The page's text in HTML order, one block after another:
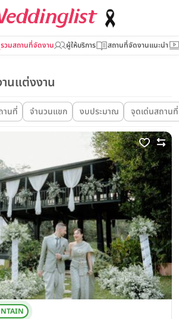
รวมสถานที่จัดงาน ผู้ให้บริการ สถานที่จัดงานแนะนำ
นแต่งงาน
านที่ จำนวนแขก งบประมาณ จุดเด่นสถานที่